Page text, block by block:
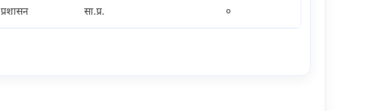
प्रशासन सा.प्र. ०